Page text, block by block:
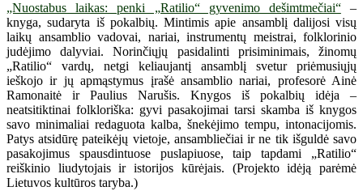
„Nuostabus laikas: penki „Ratilio“ gyvenimo dešimtmečiai“–
knyga, sudaryta iš pokalbių. Mintimis apie ansamblį dalijosi visų
laikų ansamblio vadovai, nariai, instrumentų meistrai, folklorinio
judėjimo dalyviai. Norinčiųjų pasidalinti prisiminimais, žinomų
„Ratilio“ vardų, netgi keliaujantį ansamblį svetur priėmusiųjų
ieškojo ir jų apmąstymus įrašė ansamblio nariai, profesorė Ainė
Ramonaitė ir Paulius Narušis. Knygos iš pokalbių idėja –
neatsitiktinai folkloriška: gyvi pasakojimai tarsi skamba iš knygos
savo minimaliai redaguota kalba, šnekėjimo tempu, intonacijomis.
Patys atsidūrę pateikėjų vietoje, ansambliečiai ir ne tik išguldė savo
pasakojimus spausdintuose puslapiuose, taip tapdami „Ratilio“
reiškinio liudytojais ir istorijos kūrėjais. (Projekto idėją parėmė
Lietuvos kultūros taryba.)